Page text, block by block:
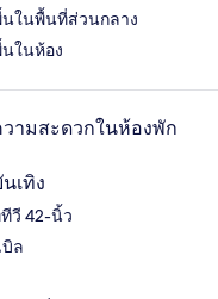
ในพื้นที่ส่วนกลาง
ในห้อง
ามสะดวกในห้องพัก
เทิง
วี 42-นิ้ว
บิล